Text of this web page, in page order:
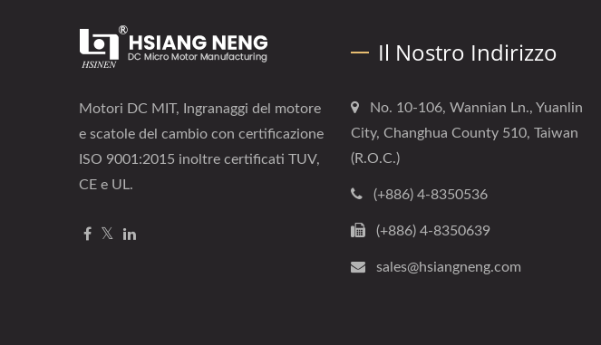
Motori DC MIT, Ingranaggi del motore
e scatole del cambio con certificazione
ISO 9001:2015 inoltre certificati TUV,
CE e UL.
Il Nostro Indirizzo
No. 10-106, Wannian Ln., Yuanlin
City, Changhua County 510, Taiwan
(R.O.C.)
(+886) 4-8350536
(+886) 4-8350639
sales@hsiangneng.com